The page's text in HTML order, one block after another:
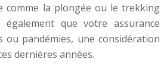
comme la plongée ou le trekking
que votre assurance
ou pandémies, une considération
dernières années.